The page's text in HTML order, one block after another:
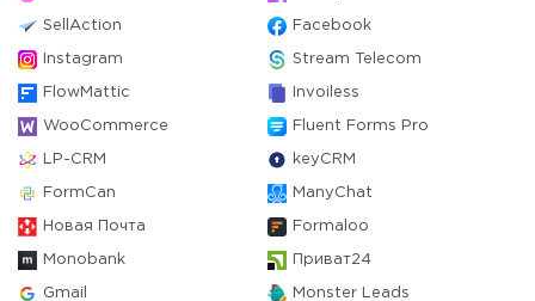
SellAction Facebook
Instagram Stream Telecom
FlowMattic Invoiless
WooCommerce Fluent Forms Pro
LP-CRM keyCRM
FormCan ManyChat
Новая Почта Formaloo
Monobank Приват24
Gmail Monster Leads